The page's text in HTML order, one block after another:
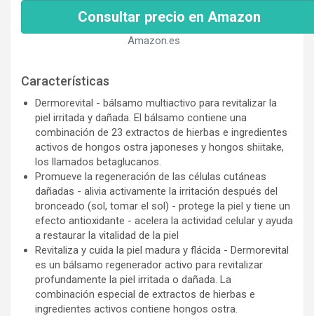
Consultar precio en Amazon
Amazon.es
Características
Dermorevital - bálsamo multiactivo para revitalizar la
piel irritada y dañada. El bálsamo contiene una
combinación de 23 extractos de hierbas e ingredientes
activos de hongos ostra japoneses y hongos shiitake,
los llamados betaglucanos.
Promueve la regeneración de las células cutáneas
dañadas - alivia activamente la irritación después del
bronceado (sol, tomar el sol) - protege la piel y tiene un
efecto antioxidante - acelera la actividad celular y ayuda
a restaurar la vitalidad de la piel
Revitaliza y cuida la piel madura y flácida - Dermorevital
es un bálsamo regenerador activo para revitalizar
profundamente la piel irritada o dañada. La
combinación especial de extractos de hierbas e
ingredientes activos contiene hongos ostra.